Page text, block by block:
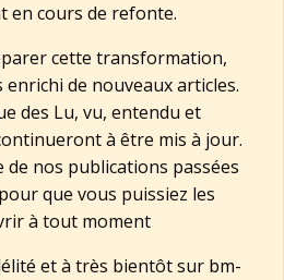
en cours de refonte.
cette transformation,
enrichi de nouveaux articles.
des Lu, vu, entendu et
à être mis à jour.
de nos publications passées
que vous puissiez les
à tout moment
et à très bientôt sur bm-